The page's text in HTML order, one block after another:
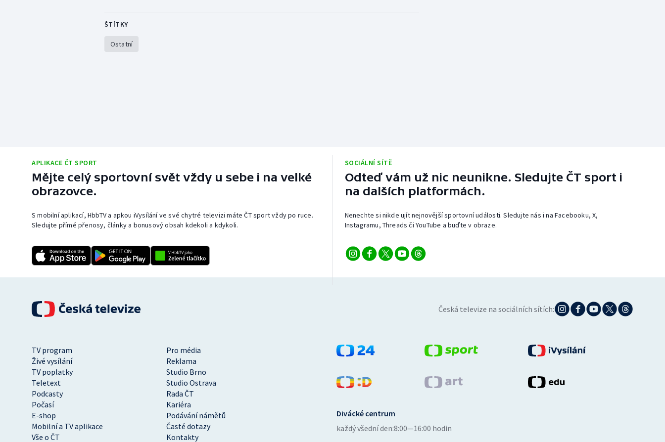
ŠTÍTKY
Ostatní
APLIKACE ČT SPORT
Mějte celý sportovní svět vždy u sebe i na velké
obrazovce.
S mobilní aplikací, HbbTV a apkou iVysílání ve své chytré televizi máte ČT sport vždy po ruce.
Sledujte přímé přenosy, články a bonusový obsah kdekoli a kdykoli.
SOCIÁLNÍ SÍTĚ
Odteď vám už nic neunikne. Sledujte ČT sport i
na dalších platformách.
Nenechte si nikde ujít nejnovější sportovní události. Sledujte nás i na Facebooku, X,
Instagramu, Threads či YouTube a buďte v obraze.
Česká televize na sociálních sítích:
TV program
Pro média
Živé vysílání
Reklama
TV poplatky
Studio Brno
Teletext
Studio Ostrava
Podcasty
Rada ČT
Počasí
Kariéra
E-shop
Podávání námětů
Mobilní a TV aplikace
Časté dotazy
Vše o ČT
Kontakty
Divácké centrum
každý všední den:8:00—16:00 hodin